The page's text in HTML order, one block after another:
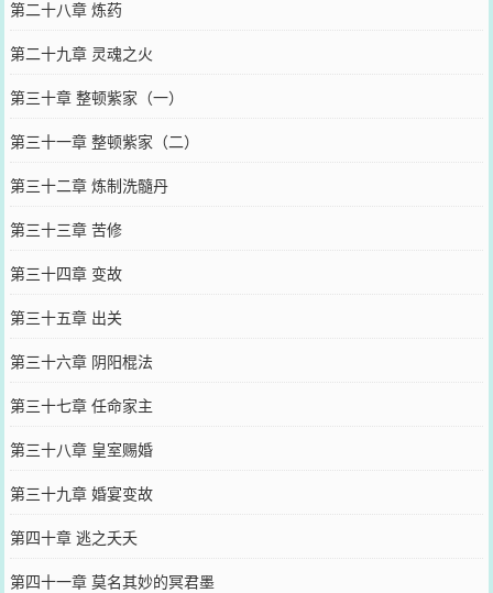
第二十八章 炼药
第二十九章 灵魂之火
第三十章 整顿紫家（一）
第三十一章 整顿紫家（二）
第三十二章 炼制洗髓丹
第三十三章 苦修
第三十四章 变故
第三十五章 出关
第三十六章 阴阳棍法
第三十七章 任命家主
第三十八章 皇室赐婚
第三十九章 婚宴变故
第四十章 逃之夭夭
第四十一章 莫名其妙的冥君墨